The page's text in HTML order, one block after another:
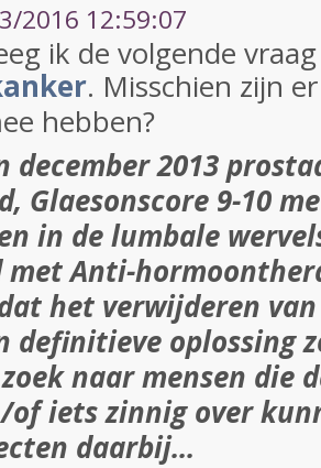
2016 12:59:07
ik de volgende
. Misschien zijn
hebben?
december 2013
Glaesonscore 9-10
in de lumbale
met Anti-
het verwijderen
definitieve oplossing
naar mensen die
of iets zinnig over
daarbij...